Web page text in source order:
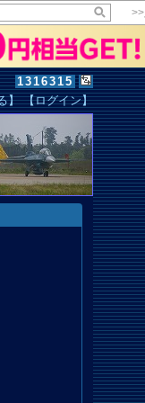
>>
1316315
】 【ログイン】